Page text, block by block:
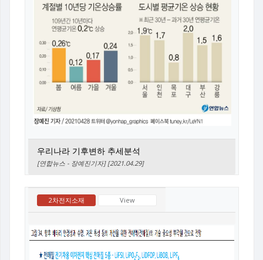
우리나라 기후변하 추세분석
[연합뉴스 - 장예진기자] [2021.04.29]
2차전지소재 View